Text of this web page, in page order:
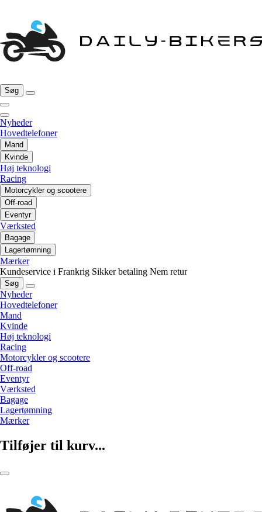
Søg
Nyheder
Hovedtelefoner
Mand
Kvinde
Høj teknologi
Racing
Motorcykler og scootere
Off-road
Eventyr
Værksted
Bagage
Lagertømning
Mærker
Kundeservice i Frankrig Sikker betaling Nem retur
Søg
Nyheder
Hovedtelefoner
Mand
Kvinde
Høj teknologi
Racing
Motorcykler og scootere
Off-road
Eventyr
Værksted
Bagage
Lagertømning
Mærker
Tilføjer til kurv...